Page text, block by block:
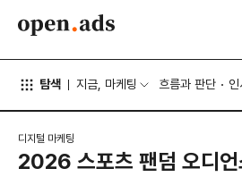
탐색 지금, 마케팅 흐름과 판단 인
디지털 마케팅
2026 스포츠 팬덤 오디언